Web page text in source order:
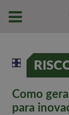
Como
para